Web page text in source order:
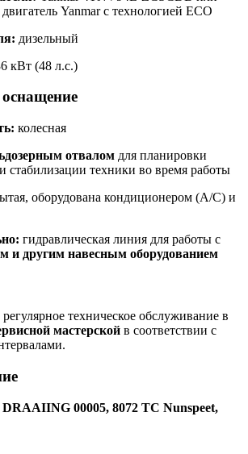
Yanmar с технологией ECO
дизельный
кВт (48 л.с.)
колесная
отвалом для планировки
стабилизации техники во время работы
оборудована кондиционером (A/C) и
гидравлическая линия для работы с
и другим навесным оборудованием
техническое обслуживание в
мастерской в соответствии с
00005, 8072 TC Nunspeet,